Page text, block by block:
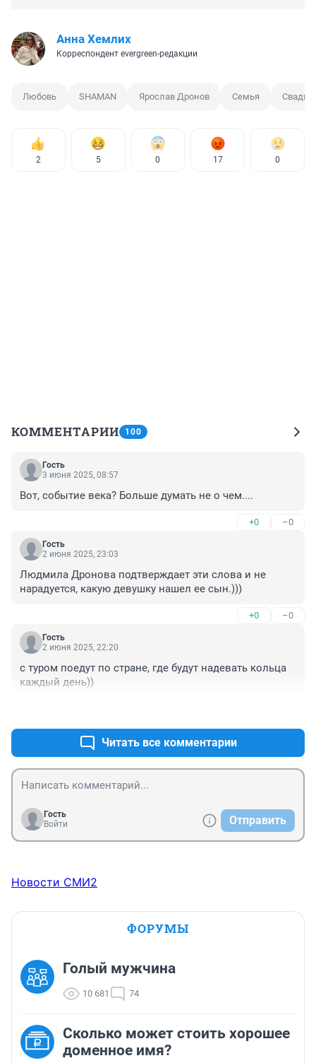
Анна Хемлих
Корреспондент evergreen-редакции
Любовь SHAMAN Ярослав Дронов Семья
2 5 0 17 0
КОММЕНТАРИИ 100
Гость
3 июня 2025, 08:57
Вот, событие века? Больше думать не о чем....
+0 –0
Гость
2 июня 2025, 23:03
Людмила Дронова подтверждает эти слова и не
нарадуется, какую девушку нашел ее сын.)))
+0 –0
Гость
2 июня 2025, 22:20
с туром поедут по стране, где будут надевать кольца
каждый день))
Читать все комментарии
Гость
Войти
Отправить
Новости СМИ2
ФОРУМЫ
Голый мужчина
10 681 74
Сколько может стоить хорошее
доменное имя?